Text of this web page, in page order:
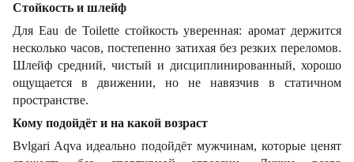
Стойкость и шлейф
Для Eau de Toilette стойкость уверенная: аромат держится
несколько часов, постепенно затихая без резких переломов.
Шлейф средний, чистый и дисциплинированный, хорошо
ощущается в движении, но не навязчив в статичном
пространстве.
Кому подойдёт и на какой возраст
Bvlgari Aqva идеально подойдёт мужчинам, которые ценят